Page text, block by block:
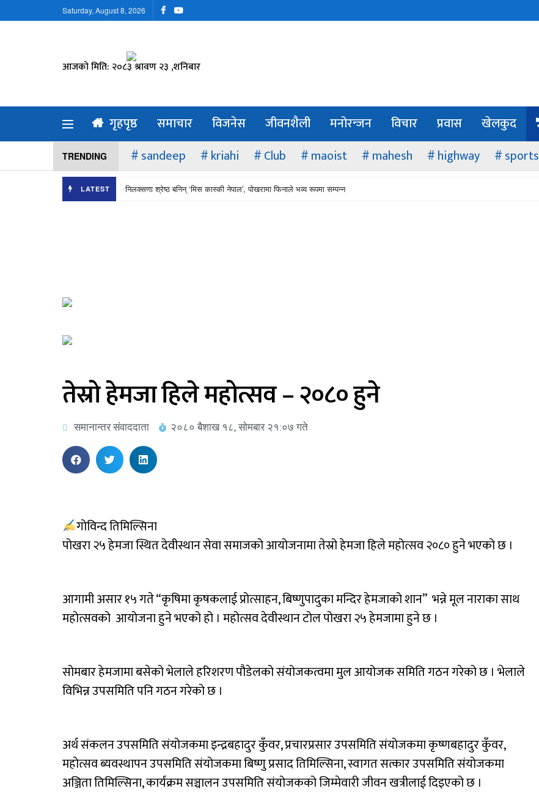
Saturday, August 8, 2026
आजको मिति: २०८३ श्रावण २३ ,शनिबार
गृहपृष्ठ समाचार विजनेस जीवनशैली मनोरन्जन विचार प्रवास खेलकुद
TRENDING sandeep kriahi Club maoist mahesh highway sports
LATEST निलक्सणा श्रेष्ठ बनिन् ‘मिस कास्की नेपाल’, पोखरामा फिनाले भव्य रूपमा सम्पन्न
तेस्रो हेमजा हिले महोत्सव – २०८० हुने
समानान्तर संवाददाता २०८० बैशाख १८, सोमबार २१:०७ गते
गोविन्द तिमिल्सिना
पोखरा २५ हेमजा स्थित देवीस्थान सेवा समाजको आयोजनामा तेस्रो हेमजा हिले महोत्सव २०८० हुने भएको छ ।
आगामी असार १५ गते “कृषिमा कृषकलाई प्रोत्साहन, बिष्णुपादुका मन्दिर हेमजाको शान” भन्ने मूल नाराका साथ
महोत्सवको आयोजना हुने भएको हो । महोत्सव देवीस्थान टोल पोखरा २५ हेमजामा हुने छ ।
सोमबार हेमजामा बसेको भेलाले हरिशरण पौडेलको संयोजकत्वमा मुल आयोजक समिति गठन गरेको छ । भेलाले
विभिन्न उपसमिति पनि गठन गरेको छ ।
अर्थ संकलन उपसमिति संयोजकमा इन्द्रबहादुर कुँवर, प्रचारप्रसार उपसमिति संयोजकमा कृष्णबहादुर कुँवर,
महोत्सव ब्यवस्थापन उपसमिति संयोजकमा बिष्णु प्रसाद तिमिल्सिना, स्वागत सत्कार उपसमिति संयोजकमा
अञ्जिता तिमिल्सिना, कार्यक्रम सञ्चालन उपसमिति संयोजकको जिम्मेवारी जीवन खत्रीलाई दिइएको छ ।